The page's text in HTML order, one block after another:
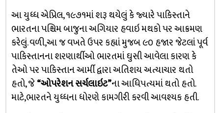
આ યુધ્ધ એપ્રિલ, ૧૯૭૧માં શરૂ થયેલું કે જ્યારે પાકિસ્તાને
ભારતના પશ્ચિમ બાજુના અગિયાર હવાઇ મથકો પર આક્રમણ
કરેલું. વળી,આ જ વખતે ઉપર કહ્યાં મુજબ ૯૦ હજાર જેટલાં પૂર્વ
પાકિસ્તાનના શરણાર્થીઓ ભારતમાં ઘુસી આવેલા કારણ કે
તેઓ પર પાકિસ્તાન આર્મી દ્વારા અતિશય અત્યાચાર થતો
હતો, જે“ઓપરેશન સર્ચલાઇટ”ના આધિપત્યમાં થતો હતો.
માટે,ભારતને યુધ્ધના ધોરણે કામગીરી કરવી આવશ્યક હતી.